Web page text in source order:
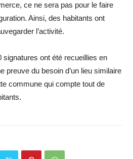
ce ne sera pas pour le faire
Ainsi, des habitants ont
l’activité.
signatures ont été recueillies en
preuve du besoin d’un lieu similaire
commune qui compte tout de